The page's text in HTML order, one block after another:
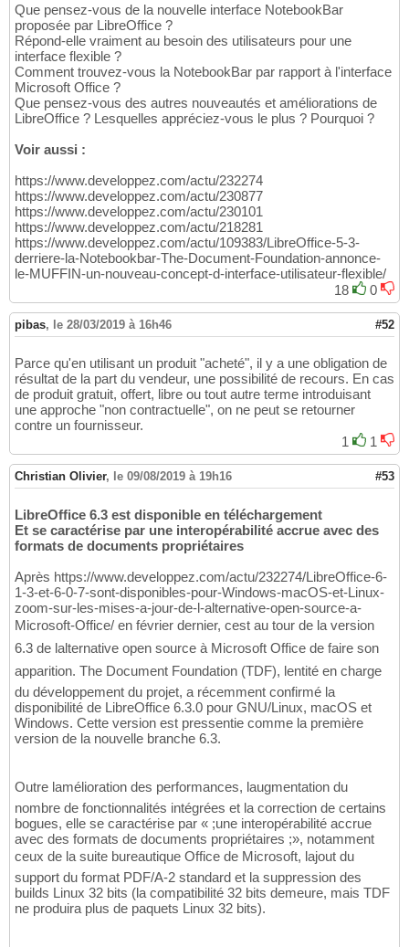
Que pensez-vous de la nouvelle interface NotebookBar
proposée par LibreOffice ?
Répond-elle vraiment au besoin des utilisateurs pour une
interface flexible ?
Comment trouvez-vous la NotebookBar par rapport à l'interface
Microsoft Office ?
Que pensez-vous des autres nouveautés et améliorations de
LibreOffice ? Lesquelles appréciez-vous le plus ? Pourquoi ?
Voir aussi :
https://www.developpez.com/actu/232274
https://www.developpez.com/actu/230877
https://www.developpez.com/actu/230101
https://www.developpez.com/actu/218281
https://www.developpez.com/actu/109383/LibreOffice-5-3-
derriere-la-Notebookbar-The-Document-Foundation-annonce-
le-MUFFIN-un-nouveau-concept-d-interface-utilisateur-flexible/
18
0
pibas, le 28/03/2019 à 16h46 #52
Parce qu'en utilisant un produit "acheté", il y a une obligation de
résultat de la part du vendeur, une possibilité de recours. En cas
de produit gratuit, offert, libre ou tout autre terme introduisant
une approche "non contractuelle", on ne peut se retourner
contre un fournisseur.
1
1
Christian Olivier, le 09/08/2019 à 19h16 #53
LibreOffice 6.3 est disponible en téléchargement
Et se caractérise par une interopérabilité accrue avec des
formats de documents propriétaires
Après https://www.developpez.com/actu/232274/LibreOffice-6-
1-3-et-6-0-7-sont-disponibles-pour-Windows-macOS-et-Linux-
zoom-sur-les-mises-a-jour-de-l-alternative-open-source-a-
Microsoft-Office/ en février dernier, cest au tour de la version
6.3 de lalternative open source à Microsoft Office de faire son
apparition. The Document Foundation (TDF), lentité en charge
du développement du projet, a récemment confirmé la
disponibilité de LibreOffice 6.3.0 pour GNU/Linux, macOS et
Windows. Cette version est pressentie comme la première
version de la nouvelle branche 6.3.
Outre lamélioration des performances, laugmentation du
nombre de fonctionnalités intégrées et la correction de certains
bogues, elle se caractérise par « ;une interopérabilité accrue
avec des formats de documents propriétaires ;», notamment
ceux de la suite bureautique Office de Microsoft, lajout du
support du format PDF/A-2 standard et la suppression des
builds Linux 32 bits (la compatibilité 32 bits demeure, mais TDF
ne produira plus de paquets Linux 32 bits).